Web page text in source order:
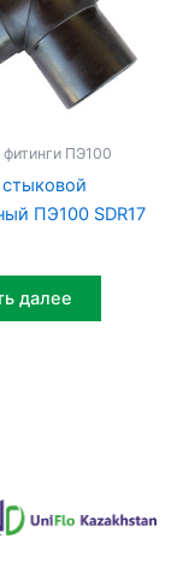
ПЭ100
ПЭ100 SDR17
далее